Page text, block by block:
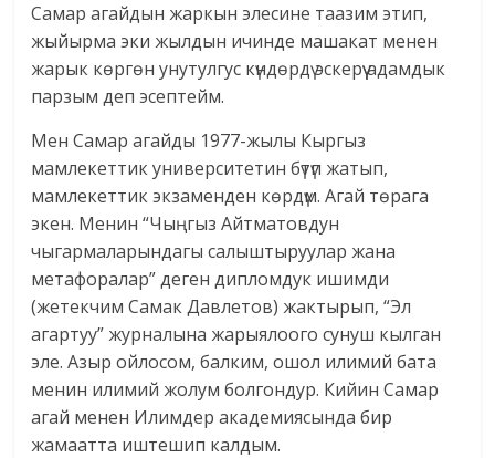
Самар агайдын жаркын элесине таазим этип,
жыйырма эки жылдын ичинде машакат менен
жарык көргөн унутулгус күндөрдү эскерүү адамдык
парзым деп эсептейм.
Мен Самар агайды 1977-жылы Кыргыз
мамлекеттик университетин бүтүп жатып,
мамлекеттик экзаменден көрдүм. Агай төрага
экен. Менин “Чыңгыз Айтматовдун
чыгармаларындагы салыштыруулар жана
метафоралар” деген дипломдук ишимди
(жетекчим Самак Давлетов) жактырып, “Эл
агартуу” журналына жарыялоого сунуш кылган
эле. Азыр ойлосом, балким, ошол илимий бата
менин илимий жолум болгондур. Кийин Самар
агай менен Илимдер академиясында бир
жамаатта иштешип калдым.